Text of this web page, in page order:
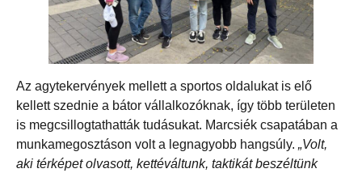
Az agytekervények mellett a sportos oldalukat is elő
kellett szednie a bátor vállalkozóknak, így több területen
is megcsillogtathatták tudásukat. Marcsiék csapatában a
munkamegosztáson volt a legnagyobb hangsúly. „Volt,
aki térképet olvasott, kettéváltunk, taktikát beszéltünk